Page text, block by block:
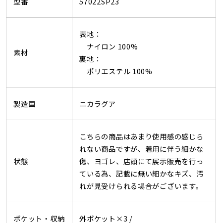
素材
表地：
ナイロン 100%
裏地：
ポリエステル 100%
製造国 ニカラグア
状態
こちらの商品はあまり使用感の感じら
れない商品ですが、着用に伴う細かな
傷、ヨゴレ、店頭にて展示販売を行っ
ている為、記載に無い細かなキズ、汚
れが見受けられる場合がございます。
ポケット・収納 外ポケット×3 /